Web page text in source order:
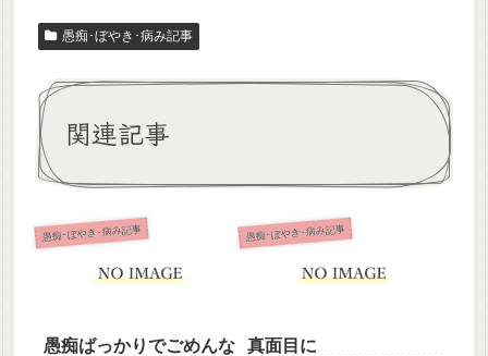
愚痴･ぼやき･病み記事
関連記事
愚痴･ぼやき･病み記事
愚痴ばっかりでごめんな
愚痴･ぼやき･病み記事
真面目に